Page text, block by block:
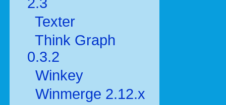
Texter
Think Graph
0.3.2
Winkey
Winmerge 2.12.x